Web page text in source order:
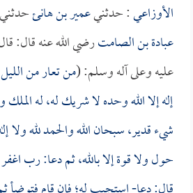
الأوزاعي: حدثنيعمير بن هانئحدثني
عبادة بن الصامترضي الله عنه قال:
عليه وعلى آله وسلم: (من تعار من
إله إلا الله وحده لا شريك له، له
شيء قدير، سبحان الله والحمد لله ولا
حول ولا قوة إلا بالله، ثم دعا: رب